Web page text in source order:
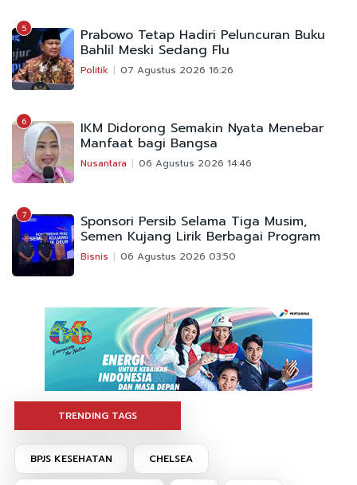
5 Prabowo Tetap Hadiri Peluncuran Buku
Bahlil Meski Sedang Flu
Politik 07 Agustus 2026 16:26
6 IKM Didorong Semakin Nyata Menebar
Manfaat bagi Bangsa
Nusantara 06 Agustus 2026 14:46
7 Sponsori Persib Selama Tiga Musim,
Semen Kujang Lirik Berbagai Program
Bisnis 06 Agustus 2026 03:50
TRENDING TAGS
BPJS KESEHATAN CHELSEA